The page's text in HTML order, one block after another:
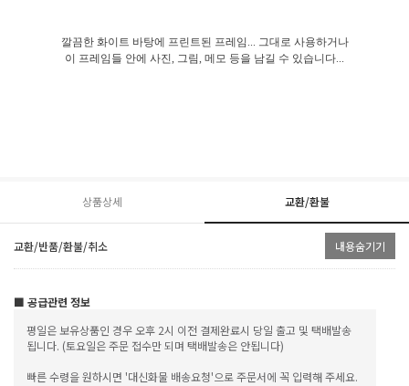
깔끔한 화이트 바탕에 프린트된 프레임... 그대로 사용하거나
이 프레임들 안에 사진, 그림, 메모 등을 남길 수 있습니다...
상품상세 교환/환불
교환/반품/환불/취소 내용숨기기
■ 공급관련 정보
평일은 보유상품인 경우 오후 2시 이전 결제완료시 당일 출고 및 택배발송
됩니다. (토요일은 주문 접수만 되며 택배발송은 안됩니다)
빠른 수령을 원하시면 '대신화물 배송요청'으로 주문서에 꼭 입력해 주세요.